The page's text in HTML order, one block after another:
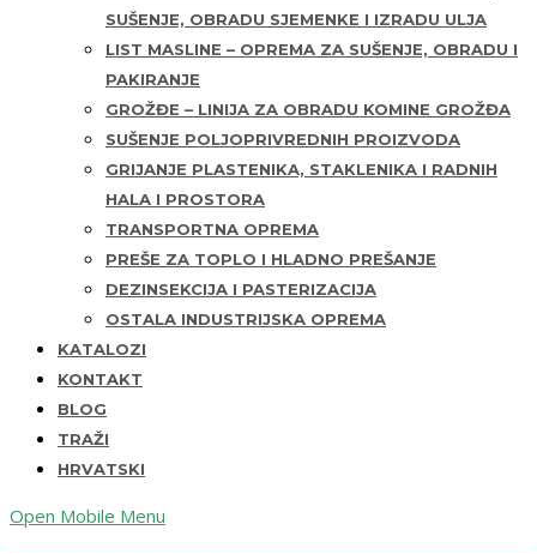
SUŠENJE, OBRADU SJEMENKE I IZRADU ULJA
LIST MASLINE – OPREMA ZA SUŠENJE, OBRADU I
PAKIRANJE
GROŽĐE – LINIJA ZA OBRADU KOMINE GROŽĐA
SUŠENJE POLJOPRIVREDNIH PROIZVODA
GRIJANJE PLASTENIKA, STAKLENIKA I RADNIH
HALA I PROSTORA
TRANSPORTNA OPREMA
PREŠE ZA TOPLO I HLADNO PREŠANJE
DEZINSEKCIJA I PASTERIZACIJA
OSTALA INDUSTRIJSKA OPREMA
KATALOZI
KONTAKT
BLOG
TRAŽI
HRVATSKI
Open Mobile Menu